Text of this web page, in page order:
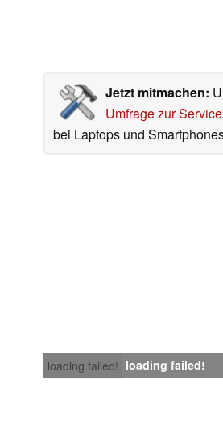
Jetzt mitmachen:
Umfrage zur
bei Laptops und
loading failed! loading failed!